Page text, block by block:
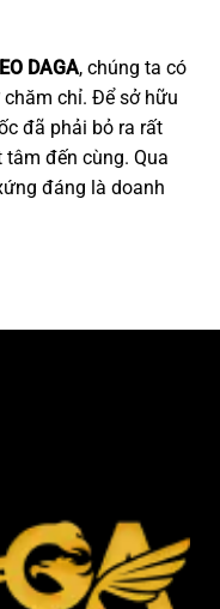
DAGA, chúng ta có
chỉ. Để sở hữu
đã phải bỏ ra rất
đến cùng. Qua
đáng là doanh